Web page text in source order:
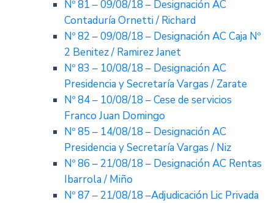
Nº 81 – 09/08/18 – Designación AC
Contaduría Ornetti / Richard
Nº 82 – 09/08/18 – Designación AC Caja Nº
2 Benitez / Ramirez Janet
Nº 83 – 10/08/18 – Designación AC
Presidencia y Secretaría Vargas / Zarate
Nº 84 – 10/08/18 – Cese de servicios
Franco Juan Domingo
Nº 85 – 14/08/18 – Designación AC
Presidencia y Secretaría Vargas / Niz
Nº 86 – 21/08/18 – Designación AC Rentas
Ibarrola / Miño
Nº 87 – 21/08/18 –Adjudicación Lic Privada